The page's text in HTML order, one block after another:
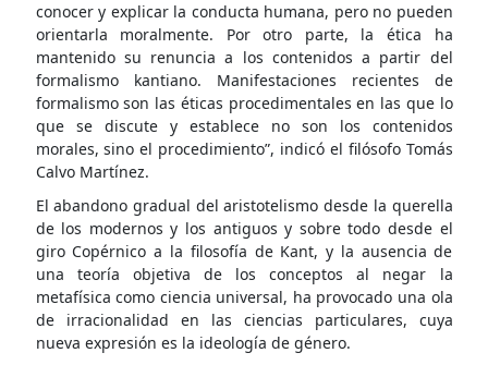
conocer y explicar la conducta humana, pero no pueden
orientarla moralmente. Por otro parte, la ética ha
mantenido su renuncia a los contenidos a partir del
formalismo kantiano. Manifestaciones recientes de
formalismo son las éticas procedimentales en las que lo
que se discute y establece no son los contenidos
morales, sino el procedimiento”, indicó el filósofo Tomás
Calvo Martínez.
El abandono gradual del aristotelismo desde la querella
de los modernos y los antiguos y sobre todo desde el
giro Copérnico a la filosofía de Kant, y la ausencia de
una teoría objetiva de los conceptos al negar la
metafísica como ciencia universal, ha provocado una ola
de irracionalidad en las ciencias particulares, cuya
nueva expresión es la ideología de género.